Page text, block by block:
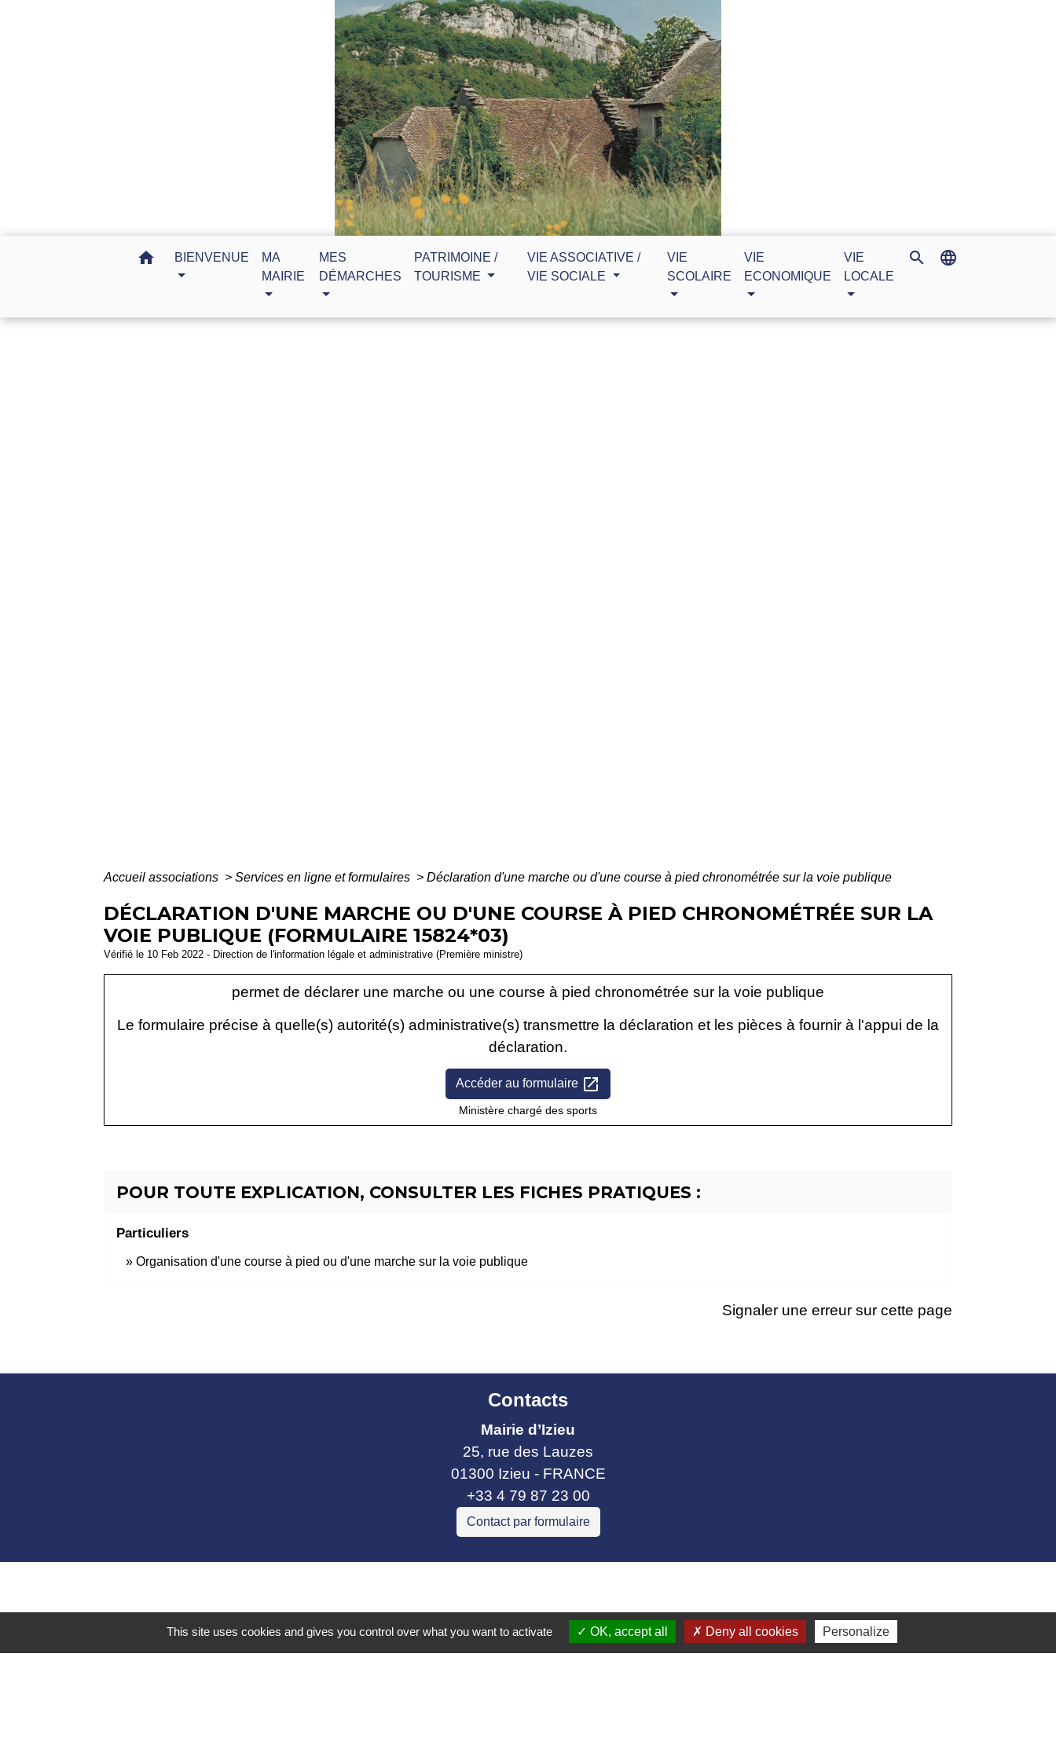
home BIENVENUE
MA
MAIRIE
MES
DÉMARCHES
PATRIMOINE /
TOURISME
VIE ASSOCIATIVE /
VIE SOCIALE
VIE
SCOLAIRE
VIE
ECONOMIQUE
VIE
LOCALE
search language
Accueil associations > Services en ligne et formulaires > Déclaration d'une marche ou d'une course à pied chronométrée sur la voie publique
DÉCLARATION D'UNE MARCHE OU D'UNE COURSE À PIED CHRONOMÉTRÉE SUR LA
VOIE PUBLIQUE (FORMULAIRE 15824*03)
Vérifié le 10 Feb 2022 - Direction de l'information légale et administrative (Première ministre)
permet de déclarer une marche ou une course à pied chronométrée sur la voie publique
Le formulaire précise à quelle(s) autorité(s) administrative(s) transmettre la déclaration et les pièces à fournir à l'appui de la
déclaration.
Accéder au formulaire open_in_new
Ministère chargé des sports
POUR TOUTE EXPLICATION, CONSULTER LES FICHES PRATIQUES :
Particuliers
Organisation d'une course à pied ou d'une marche sur la voie publique
Signaler une erreur sur cette page
Contacts
Mairie d’Izieu
25, rue des Lauzes
01300 Izieu - FRANCE
+33 4 79 87 23 00
Contact par formulaire
Communauté de communes Bugey Sud
Commune Brégnier Cordon
This site uses cookies and gives you control over what you want to activate OK, accept all Deny all cookies Personalize